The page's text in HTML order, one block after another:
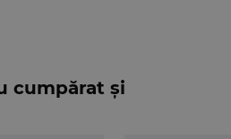
cumpărat și